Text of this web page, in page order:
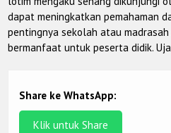
dapat meningkatkan pemahaman
pentingnya sekolah atau
bermanfaat untuk peserta didik.
Share ke WhatsApp:
Klik untuk Share